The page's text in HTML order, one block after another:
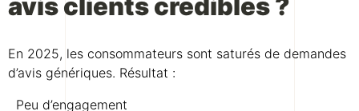
En 2025, les consommateurs sont saturés de demandes
d’avis génériques. Résultat :
Peu d’engagement